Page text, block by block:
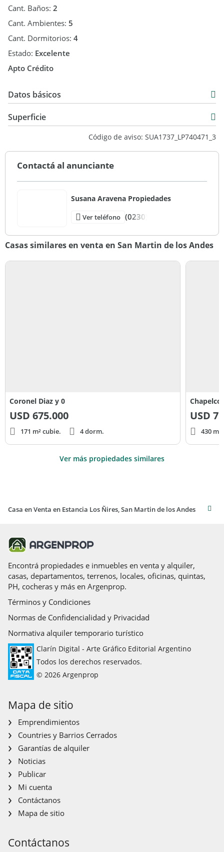
Cant. Baños: 2
Cant. Ambientes: 5
Cant. Dormitorios: 4
Estado: Excelente
Apto Crédito
Datos básicos
USD 710.000
Superficie
196 m2
Código de aviso: SUA1737_LP740471_3
Contactá al anunciante
Susana Aravena Propiedades
Ver teléfono (0230)
Casas similares en venta en San Martin de los Andes
Coronel Diaz y 0
USD 675.000
171 m² cubie. 4 dorm.
Chapelco
USD
430
Ver más propiedades similares
Casa en Venta en Estancia Los Ñires, San Martin de los Andes
Encontrá propiedades e inmuebles en venta y alquiler,
casas, departamentos, terrenos, locales, oficinas, quintas,
PH, cocheras y más en Argenprop.
Términos y Condiciones
Normas de Confidencialidad y Privacidad
Normativa alquiler temporario turístico
Clarín Digital - Arte Gráfico Editorial Argentino
Todos los derechos reservados.
© 2026 Argenprop
Mapa de sitio
Emprendimientos
Countries y Barrios Cerrados
Garantías de alquiler
Noticias
Publicar
Mi cuenta
Contáctanos
Mapa de sitio
Contáctanos